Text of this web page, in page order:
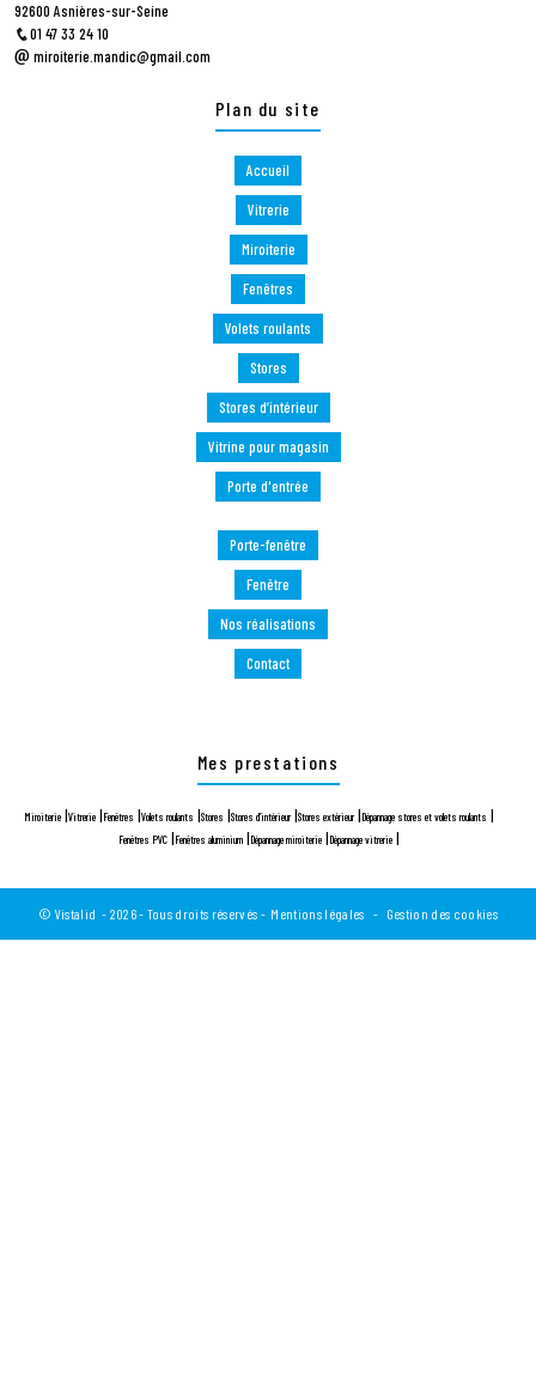
92600 Asnières-sur-Seine
01 47 33 24 10
miroiterie.mandic@gmail.com
Plan du site
Accueil
Vitrerie
Miroiterie
Fenêtres
Volets roulants
Stores
Stores d’intérieur
Vitrine pour magasin
Porte d'entrée
Porte-fenêtre
Fenêtre
Nos réalisations
Contact
Mes prestations
Miroiterie|Vitrerie|Fenêtres |Volets roulants |Stores |Stores d’intérieur|Stores extérieur|Dépannage stores et volets roulants |
Fenêtres PVC|Fenêtres aluminium|Dépannage miroiterie|Dépannage vitrerie|
© Vistalid - 2026 - Tous droits réservés - Mentions légales - Gestion des cookies